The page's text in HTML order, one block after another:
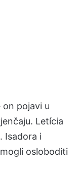
on pojavi u
Letícia
Isadora i
osloboditi